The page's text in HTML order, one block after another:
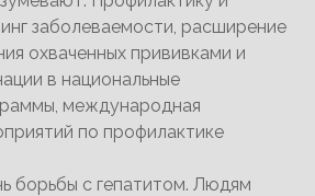
заболеваемости, расширение
охваченных прививками и
в национальные
международная
по профилактике
борьбы с гепатитом. Людям